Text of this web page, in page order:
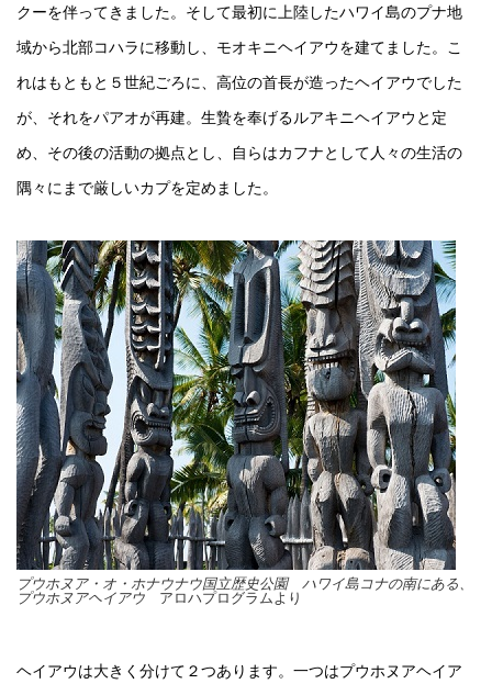
クーを伴ってきました。そして最初に上陸したハワイ島のプナ地
域から北部コハラに移動し、モオキニヘイアウを建てました。こ
れはもともと５世紀ごろに、高位の首長が造ったヘイアウでした
が、それをパアオが再建。生贄を奉げるルアキニヘイアウと定
め、その後の活動の拠点とし、自らはカフナとして人々の生活の
隅々にまで厳しいカプを定めました。
プウホヌア・オ・ホナウナウ国立歴史公園 ハワイ島コナの南にある、
プウホヌアヘイアウ アロハプログラムより
ヘイアウは大きく分けて２つあります。一つはプウホヌアヘイア